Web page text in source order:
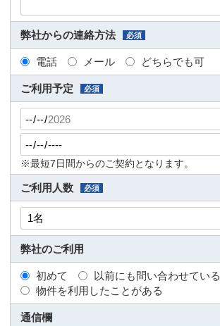
弊社からの連絡方法 必須
電話 メール どちらでも可
ご利用予定 必須
※最短7日間からのご契約となります。
ご利用人数 必須
弊社のご利用
初めて
以前にも問い合わせている
物件を利用したことがある
通信欄